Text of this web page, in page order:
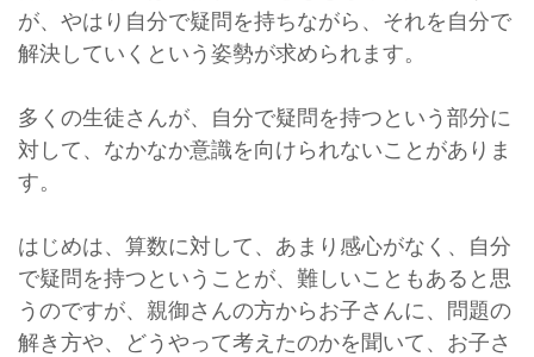
が、やはり自分で疑問を持ちながら、それを自分で
解決していくという姿勢が求められます。
多くの生徒さんが、自分で疑問を持つという部分に
対して、なかなか意識を向けられないことがありま
す。
はじめは、算数に対して、あまり感心がなく、自分
で疑問を持つということが、難しいこともあると思
うのですが、親御さんの方からお子さんに、問題の
解き方や、どうやって考えたのかを聞いて、お子さ